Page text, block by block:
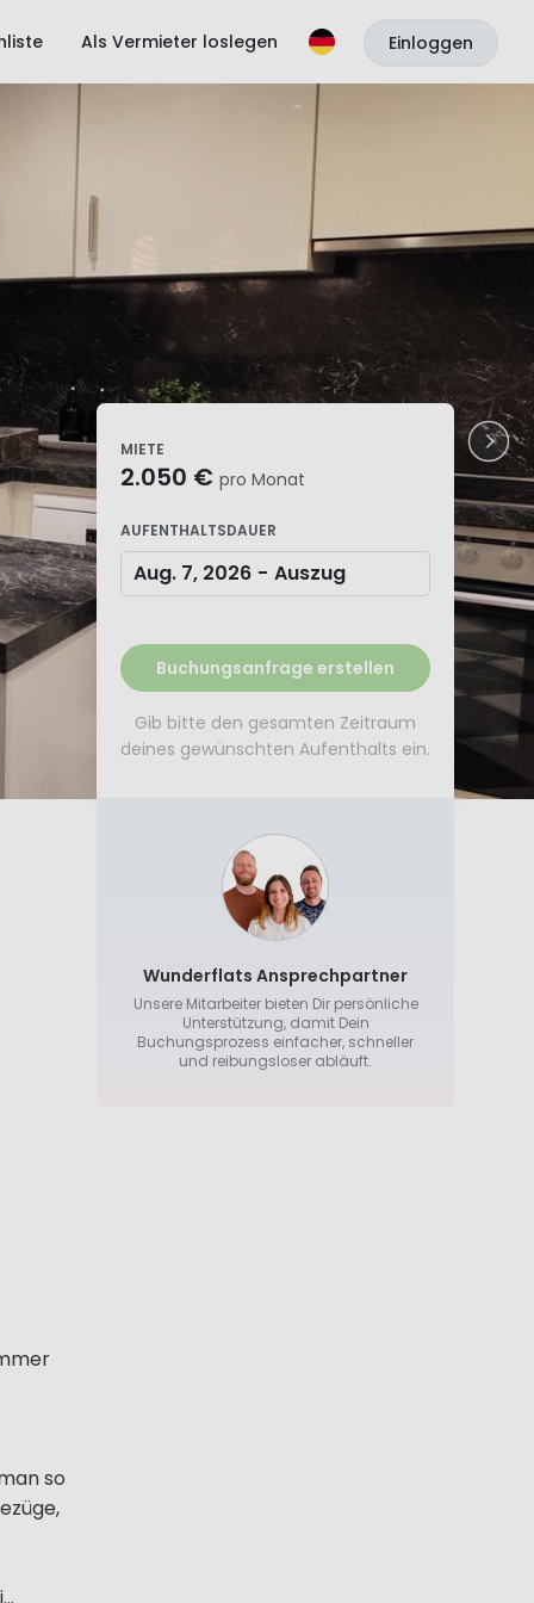
Als Vermieter loslegen Einloggen
so
MIETE
2.050 € pro Monat
AUFENTHALTSDAUER
Aug. 7, 2026 - Auszug
Buchungsanfrage erstellen
Gib bitte den gesamten Zeitraum
deines gewünschten Aufenthalts ein.
Wunderflats Ansprechpartner
Unsere Mitarbeiter bieten Dir persönliche
Unterstützung, damit Dein
Buchungsprozess einfacher, schneller
und reibungsloser abläuft.